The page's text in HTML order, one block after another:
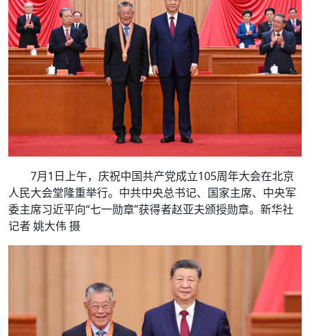
7月1日上午，庆祝中国共产党成立105周年大会在北京
人民大会堂隆重举行。中共中央总书记、国家主席、中央军
委主席习近平向“七一勋章”获得者赵亚夫颁授勋章。新华社
记者 姚大伟 摄